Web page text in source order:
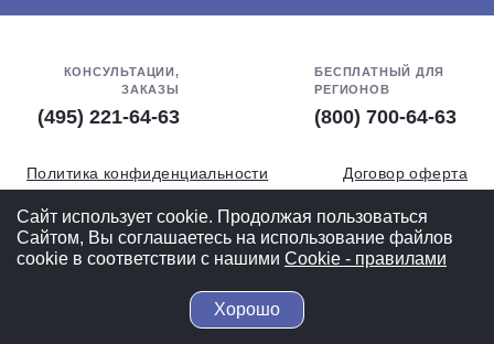
КОНСУЛЬТАЦИИ,
ЗАКАЗЫ
(495) 221-64-63
БЕСПЛАТНЫЙ ДЛЯ
РЕГИОНОВ
(800) 700-64-63
Политика конфиденциальности
Договор оферта
Обработка персональных данных
СОУТ
Полная версия
© 2004-2026 ВелоСклад.ру - более 20 лет радуем Вас!
Сайт использует cookie. Продолжая пользоваться
Сайтом, Вы соглашаетесь на использование файлов
cookie в соответствии с нашими Cookiе - правилами
Хорошо